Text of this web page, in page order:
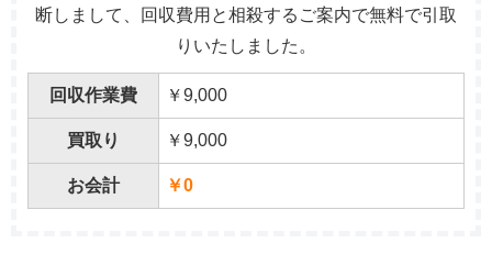
断しまして、回収費用と相殺するご案内で無料で引取
りいたしました。
回収作業費 ￥9,000
買取り ￥9,000
お会計 ￥0